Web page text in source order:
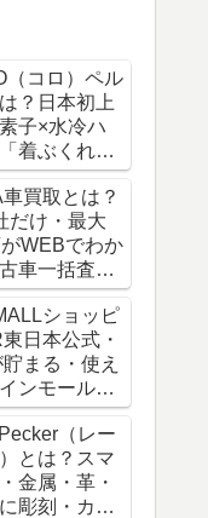
（コロ）ペル
？日本初上
子×水冷ハ
着ぶくれゼ
右されない
た次世代冷
！
車買取とは？
だけ・最大
WEBでわか
車一括査定
ショッピ
日本公式・
まる・使え
ンモールを
（レー
とは？スマ
金属・革・
彫刻・カッ